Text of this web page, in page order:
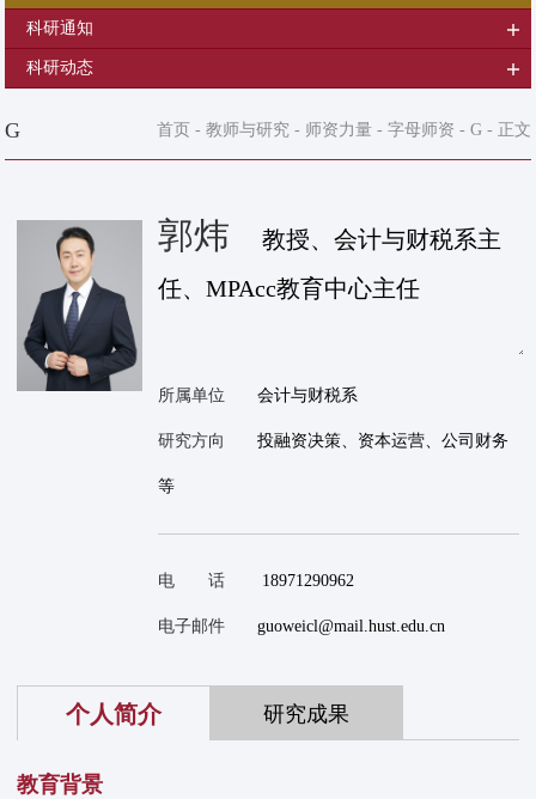
科研通知
科研动态
G 首页 - 教师与研究- 师资力量- 字母师资 - G- 正文
郭炜
教授、会计与财税系主
任、MPAcc教育中心主任
所属单位 会计与财税系
研究方向 投融资决策、资本运营、公司财务
等
电 话 18971290962
电子邮件 guoweicl@mail.hust.edu.cn
个人简介 研究成果
教育背景